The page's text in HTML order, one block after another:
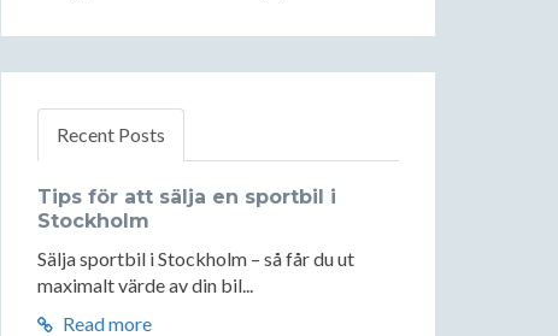
Recent Posts
Tips för att sälja en sportbil i
Stockholm
Sälja sportbil i Stockholm – så får du ut
maximalt värde av din bil...
Read more